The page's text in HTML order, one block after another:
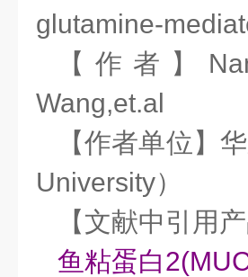
glutamine-
【作者】
Wang,et.al
【作者单位】
University）
【文献中引用产
鱼粘蛋白